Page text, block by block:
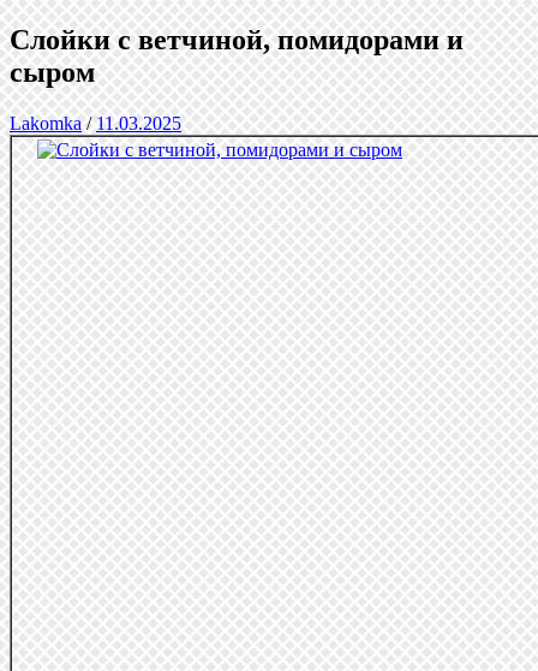
Слойки с ветчиной, помидорами и
сыром
Lakomka/11.03.2025